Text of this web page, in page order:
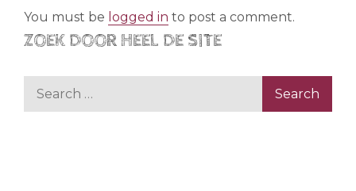
You must be logged in to post a comment.
ZOEK DOOR HEEL DE SITE
Search